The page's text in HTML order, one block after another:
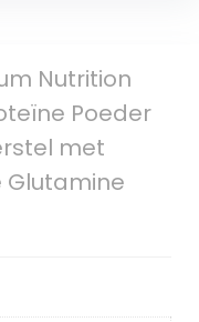
Nutrition
Poeder
met
Glutamine